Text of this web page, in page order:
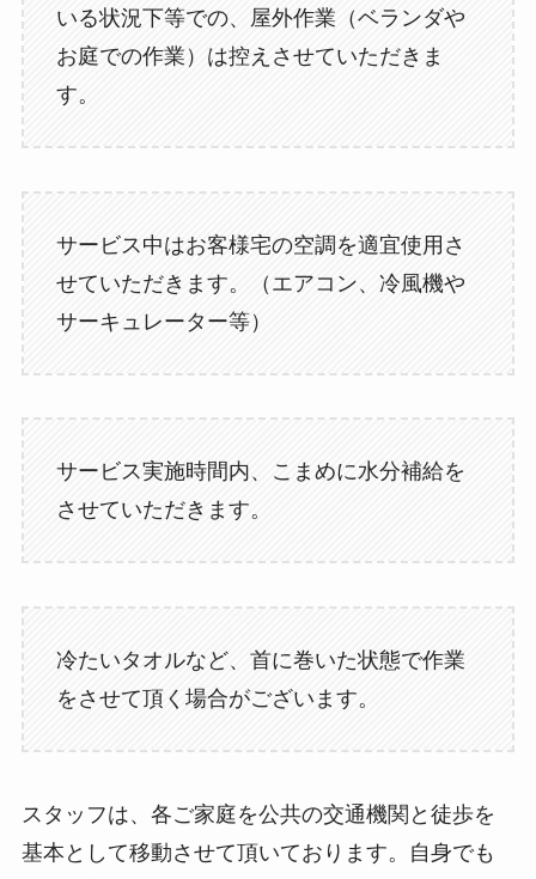
いる状況下等での、屋外作業（ベランダや
お庭での作業）は控えさせていただきま
す。
サービス中はお客様宅の空調を適宜使用さ
せていただきます。（エアコン、冷風機や
サーキュレーター等）
サービス実施時間内、こまめに水分補給を
させていただきます。
冷たいタオルなど、首に巻いた状態で作業
をさせて頂く場合がございます。
スタッフは、各ご家庭を公共の交通機関と徒歩を
基本として移動させて頂いております。自身でも